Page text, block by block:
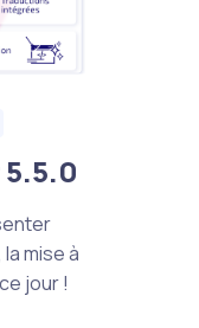
mise à
jour !